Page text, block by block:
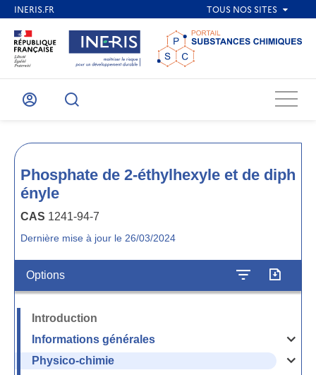
Mon
Recherche
Menu
Phosphate de 2-éthylhexyle et de diph
ényle
CAS 1241-94-7
Dernière mise à jour le 26/03/2024
Options
Introduction
Informations générales
Ouvrir
la
Physico-chimie
Ouvrir